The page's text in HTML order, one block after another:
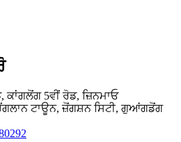
5ਵੀਂ ਰੋਡ, ਜ਼ਿਨਮਾਓ
ਟਾਊਨ, ਜ਼ੋਂਗਸ਼ਨ ਸਿਟੀ, ਗੁਆਂਗਡੋਂਗ